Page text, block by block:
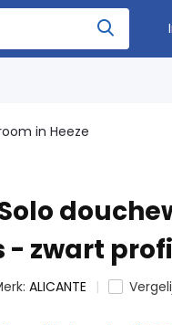
in Heeze
- zwart
ALICANTE